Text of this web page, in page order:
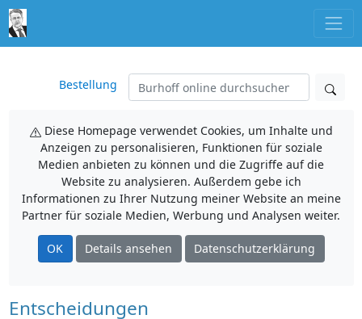
Bestellung
Diese Homepage verwendet Cookies, um Inhalte und
Anzeigen zu personalisieren, Funktionen für soziale
Medien anbieten zu können und die Zugriffe auf die
Website zu analysieren. Außerdem gebe ich
Informationen zu Ihrer Nutzung meiner Website an meine
Partner für soziale Medien, Werbung und Analysen weiter.
OK Details ansehen Datenschutzerklärung
Entscheidungen